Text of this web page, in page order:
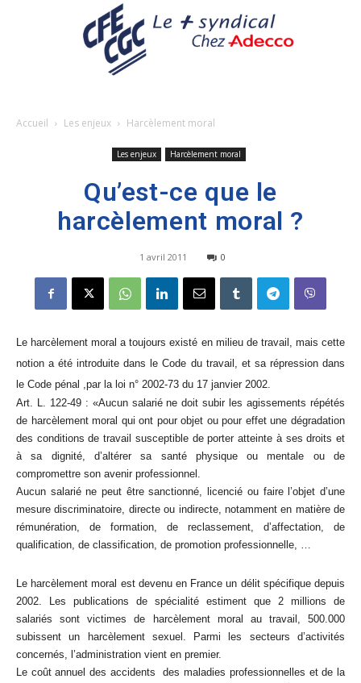
Accueil Les enjeux Harcèlement moral
Les enjeux Harcèlement moral
Qu’est-ce que le
harcèlement moral ?
1 avril 2011 0
Le harcèlement moral a toujours existé en milieu de travail, mais cette
notion a été introduite dans le Code du travail, et sa répression dans
le Code pénal ,par la loi n° 2002-73 du 17 janvier 2002.
Art. L. 122-49 : «Aucun salarié ne doit subir les agissements répétés
de harcèlement moral qui ont pour objet ou pour effet une dégradation
des conditions de travail susceptible de porter atteinte à ses droits et
à sa dignité, d’altérer sa santé physique ou mentale ou de
compromettre son avenir professionnel.
Aucun salarié ne peut être sanctionné, licencié ou faire l’objet d’une
mesure discriminatoire, directe ou indirecte, notamment en matière de
rémunération, de formation, de reclassement, d’affectation, de
qualification, de classification, de promotion professionnelle, …
Le harcèlement moral est devenu en France un délit spécifique depuis
2002. Les publications de spécialité estiment que 2 millions de
salariés sont victimes de harcèlement moral au travail, 500.000
subissent un harcèlement sexuel. Parmi les secteurs d’activités
concernés, l’administration vient en premier.
Le coût annuel des accidents des maladies professionnelles et de la